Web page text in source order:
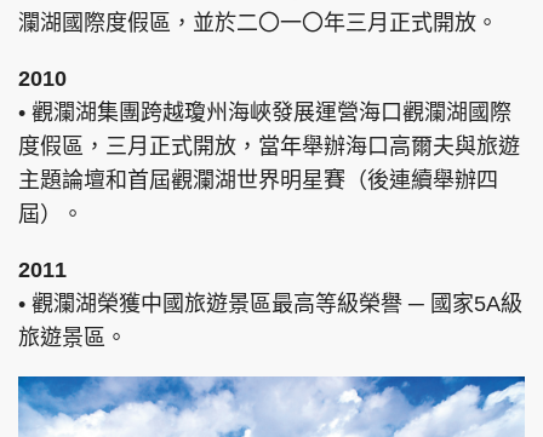
瀾湖國際度假區，並於二〇一〇年三月正式開放。
2010
• 觀瀾湖集團跨越瓊州海峽發展運營海口觀瀾湖國際
度假區，三月正式開放，當年舉辦海口高爾夫與旅遊
主題論壇和首屆觀瀾湖世界明星賽（後連續舉辦四
屆）。
2011
• 觀瀾湖榮獲中國旅遊景區最高等級榮譽 ─ 國家5A級
旅遊景區。